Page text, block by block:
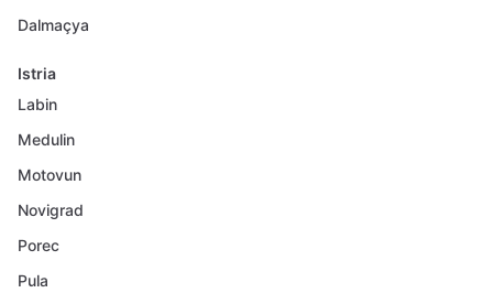
Dalmaçya
Istria
Labin
Medulin
Motovun
Novigrad
Porec
Pula